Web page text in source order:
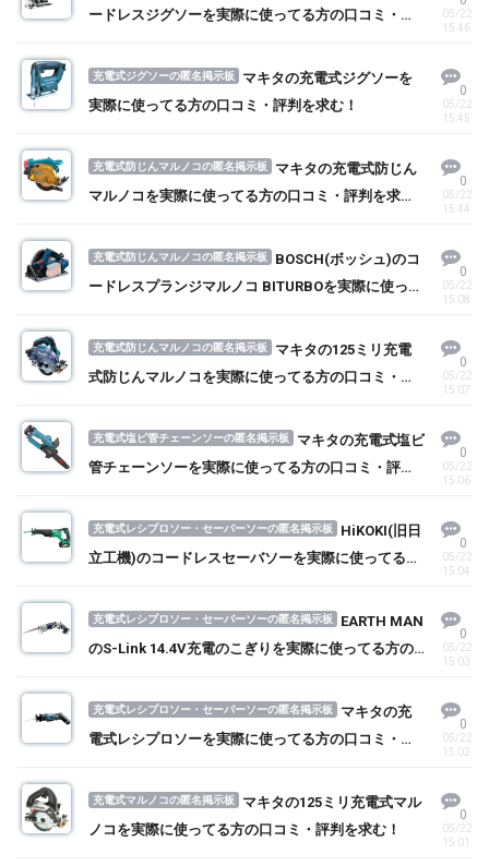
ードレスジグソーを実際に使ってる方の口コミ・評
05/22
15:46
充電式ジグソーの匿名掲示板
マキタの充電式ジグソーを
実際に使ってる方の口コミ・評判を求む！
0
05/22
15:45
充電式防じんマルノコの匿名掲示板
マキタの充電式防じん
マルノコを実際に使ってる方の口コミ・評判を求
0
05/22
15:44
充電式防じんマルノコの匿名掲示板
BOSCH(ボッシュ)のコ
ードレスプランジマルノコ BITURBOを実際に使って
0
05/22
15:08
充電式防じんマルノコの匿名掲示板
マキタの125ミリ充電
式防じんマルノコを実際に使ってる方の口コミ・評
0
05/22
15:07
充電式塩ビ管チェーンソーの匿名掲示板
マキタの充電式塩ビ
管チェーンソーを実際に使ってる方の口コミ・評判
0
05/22
15:06
充電式レシプロソー・セーバーソーの匿名掲示板
HiKOKI(旧日
立工機)のコードレスセーバソーを実際に使ってる方
0
05/22
15:04
充電式レシプロソー・セーバーソーの匿名掲示板
EARTH MAN
のS-Link 14.4V充電のこぎりを実際に使ってる方の
0
05/22
15:03
充電式レシプロソー・セーバーソーの匿名掲示板
マキタの充
電式レシプロソーを実際に使ってる方の口コミ・評
0
05/22
15:02
充電式マルノコの匿名掲示板
マキタの125ミリ充電式マル
ノコを実際に使ってる方の口コミ・評判を求む！
0
05/22
15:01